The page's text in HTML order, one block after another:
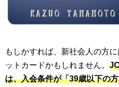
もしかすれば、新社会人の方
ットカードかもしれません。
は、入会条件が「39歳以下の